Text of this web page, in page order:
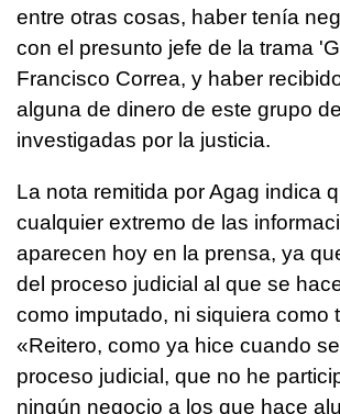
entre otras cosas, haber tenía
con el presunto jefe de la trama
Francisco Correa, y haber
alguna de dinero de este grupo
investigadas por la justicia.
La nota remitida por Agag indica
cualquier extremo de las
aparecen hoy en la prensa, ya
del proceso judicial al que se
como imputado, ni siquiera como
«Reitero, como ya hice cuando
proceso judicial, que no he
ningún negocio a los que hace